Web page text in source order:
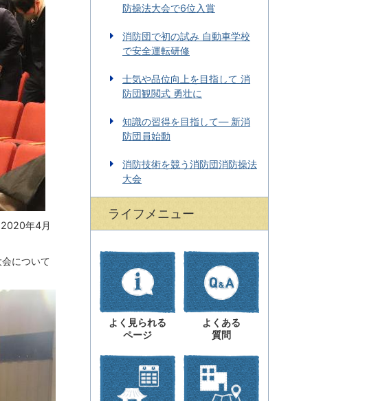
年4月
について
防操法大会で6位入賞
消防団で初の試み 自動車学校
で安全運転研修
士気や品位向上を目指して 消
防団観閲式 勇壮に
知識の習得を目指して― 新消
防団員始動
消防技術を競う消防団消防操法
大会
ライフメニュー
よく見られる
ページ
よくある
質問